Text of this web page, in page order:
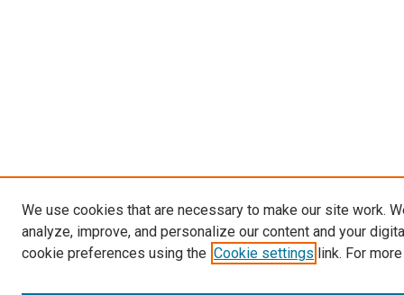
We use cookies that are necessary to make our site work.
analyze, improve, and personalize our content and your
cookie preferences using the Cookie settings link. For